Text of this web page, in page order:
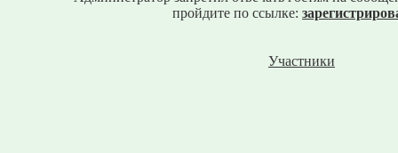
пройдите по ссылке:
Участники